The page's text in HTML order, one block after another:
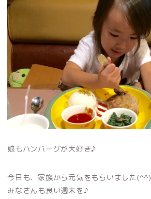
娘もハンバーグが大好き♪
今日も、家族から元気をもらいました(^^)
みなさんも良い週末を♪